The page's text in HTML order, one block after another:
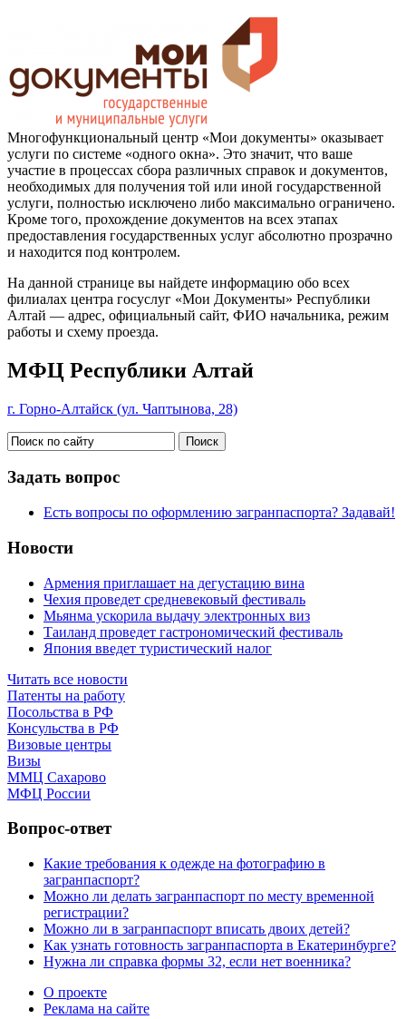
Многофункциональный центр «Мои документы» оказывает
услуги по системе «одного окна». Это значит, что ваше
участие в процессах сбора различных справок и документов,
необходимых для получения той или иной государственной
услуги, полностью исключено либо максимально ограничено.
Кроме того, прохождение документов на всех этапах
предоставления государственных услуг абсолютно прозрачно
и находится под контролем.
На данной странице вы найдете информацию обо всех
филиалах центра госуслуг «Мои Документы» Республики
Алтай — адрес, официальный сайт, ФИО начальника, режим
работы и схему проезда.
МФЦ Республики Алтай
г. Горно-Алтайск (ул. Чаптынова, 28)
Задать вопрос
Есть вопросы по оформлению загранпаспорта? Задавай!
Новости
Армения приглашает на дегустацию вина
Чехия проведет средневековый фестиваль
Мьянма ускорила выдачу электронных виз
Таиланд проведет гастрономический фестиваль
Япония введет туристический налог
Читать все новости
Патенты на работу
Посольства в РФ
Консульства в РФ
Визовые центры
Визы
ММЦ Сахарово
МФЦ России
Вопрос-ответ
Какие требования к одежде на фотографию в
загранпаспорт?
Можно ли делать загранпаспорт по месту временной
регистрации?
Можно ли в загранпаспорт вписать двоих детей?
Как узнать готовность загранпаспорта в Екатеринбурге?
Нужна ли справка формы 32, если нет военника?
О проекте
Реклама на сайте